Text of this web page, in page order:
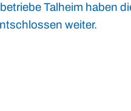
Talheim haben
weiter.